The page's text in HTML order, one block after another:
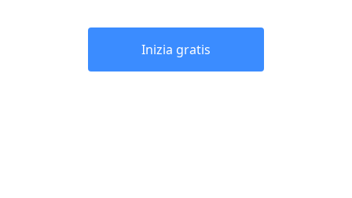
Inizia gratis